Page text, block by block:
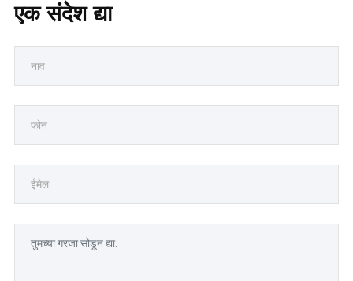
एक संदेश द्या